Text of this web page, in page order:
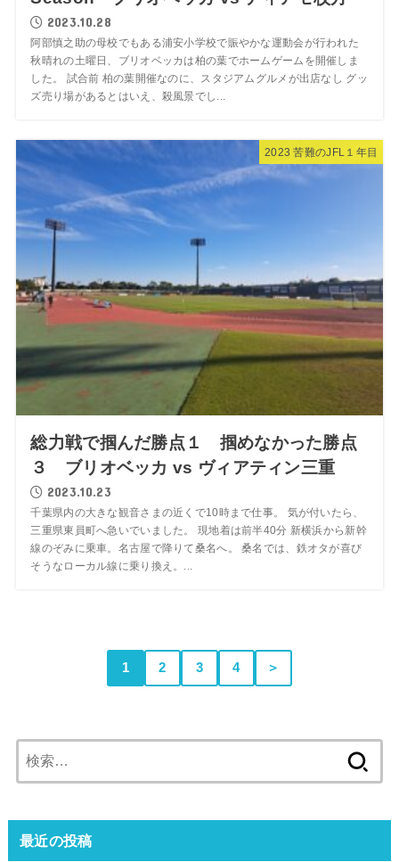
2023.10.28
阿部慎之助の母校でもある浦安小学校で賑やかな運動会が行われた
秋晴れの土曜日、ブリオベッカは柏の葉でホームゲームを開催しま
した。 試合前 柏の葉開催なのに、スタジアムグルメが出店なし グッ
ズ売り場があるとはいえ、殺風景でし...
2023 苦難のJFL１年目
総力戦で掴んだ勝点１ 掴めなかった勝点
３ ブリオベッカ vs ヴィアティン三重
2023.10.23
千葉県内の大きな観音さまの近くで10時まで仕事。 気が付いたら、
三重県東員町へ急いでいました。 現地着は前半40分 新横浜から新幹
線のぞみに乗車。名古屋で降りて桑名へ。 桑名では、鉄オタが喜び
そうなローカル線に乗り換え。...
1 2 3 4 ＞
索:
最近の投稿